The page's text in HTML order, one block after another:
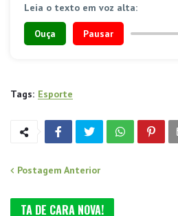
Leia o texto em voz alta:
Ouça Pausar
Tags: Esporte
Postagem Anterior
TA DE CARA NOVA!